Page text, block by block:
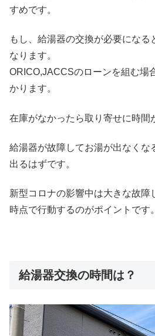
すめです。
もし、給湯器の交換が必要になる
なります。
ORICO,JACCSのローンを組む場
かります。
在庫がなかったら取り寄せに時間
給湯器が故障してお湯が出なくな
出るはずです。
新型コロナの影響中は大きな故障
時点で行動するのがポイントです。
給湯器交換の時間は？